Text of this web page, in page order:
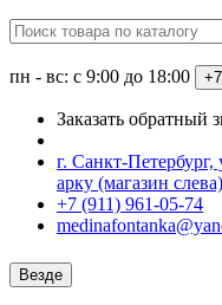
пн - вс: с 9:00 до 18:00
Заказать обратный
г. Санкт-Петербург,
арку (магазин слева)
+7 (911) 961-05-74
Везде